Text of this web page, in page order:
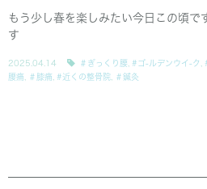
もう少し春を楽しみたい今日この頃
す
2025.04.14 ＃ぎっくり腰 #ゴ-ルデンウイ-ク
腰痛
＃膝痛 #近くの整骨院 ＃鍼灸